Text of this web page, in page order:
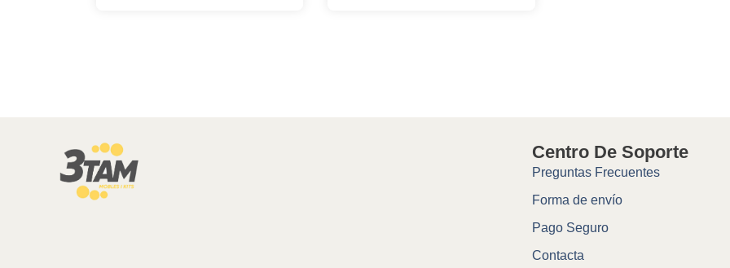
Centro De Soporte
Preguntas Frecuentes
Forma de envío
Pago Seguro
Contacta